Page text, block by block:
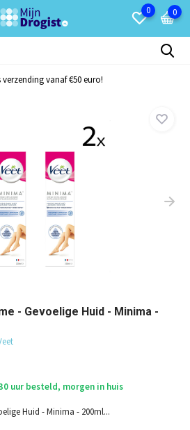
0 0
verzending vanaf €50 euro!
- Gevoelige Huid - Minima -
uur besteld, morgen in huis
Huid - Minima - 200ml...